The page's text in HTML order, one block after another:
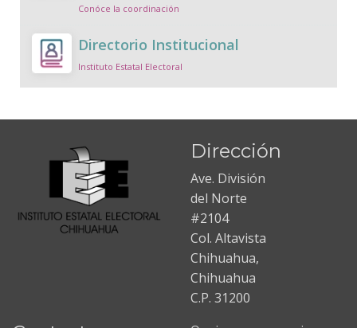
Conóce la coordinación
Directorio Institucional
Instituto Estatal Electoral
Dirección
Ave. División
del Norte
#2104
Col. Altavista
Chihuahua,
Chihuahua
C.P. 31200